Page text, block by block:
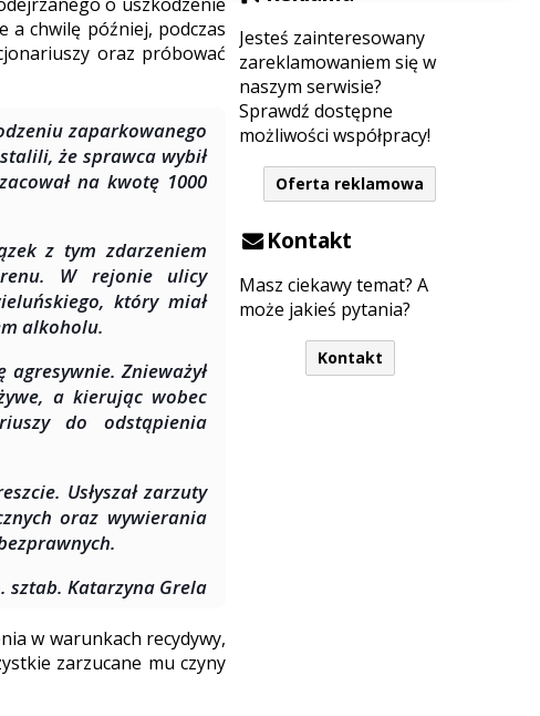
Jesteś zainteresowany
zareklamowaniem się w
naszym serwisie?
Sprawdź dostępne
możliwości współpracy!
Oferta reklamowa
Kontakt
Masz ciekawy temat? A
może jakieś pytania?
Kontakt
a chwilę później, podczas
oraz próbować
zaparkowanego
że sprawca wybił
na kwotę 1000
z tym zdarzeniem
W rejonie ulicy
który miał
alkoholu.
Znieważył
a kierując wobec
do odstąpienia
Usłyszał zarzuty
oraz wywierania
sztab. Katarzyna Grela
w warunkach recydywy,
zarzucane mu czyny